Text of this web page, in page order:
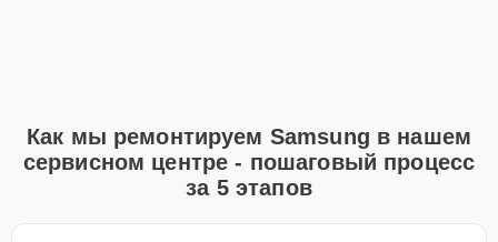
Как мы ремонтируем Samsung в нашем
сервисном центре - пошаговый процесс
за 5 этапов